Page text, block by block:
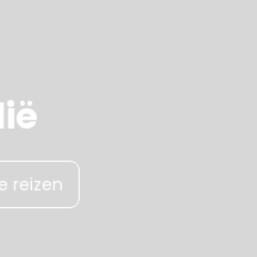
reizen